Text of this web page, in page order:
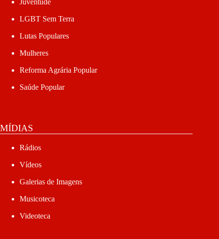
Juventude
LGBT Sem Terra
Lutas Populares
Mulheres
Reforma Agrária Popular
Saúde Popular
MÍDIAS
Rádios
Vídeos
Galerias de Imagens
Musicoteca
Videoteca